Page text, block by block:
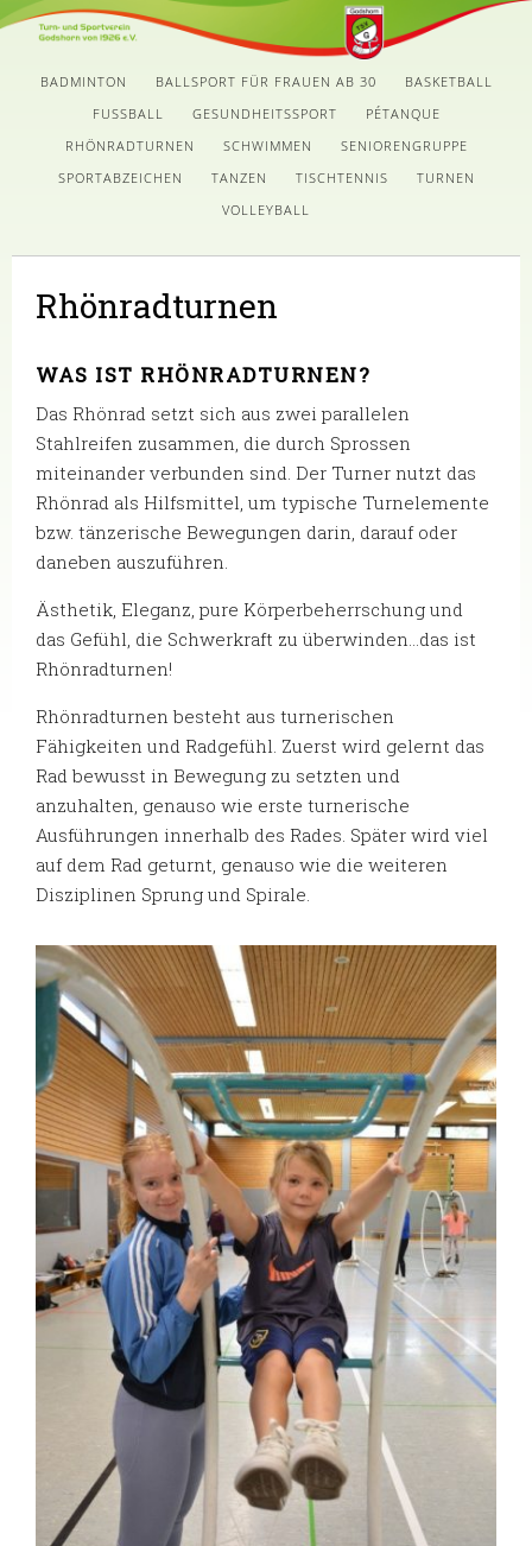
BADMINTON BALLSPORT FÜR FRAUEN AB 30
BASKETBALL
FUSSBALL
GESUNDHEITSSPORT
PÉTANQUE
RHÖNRADTURNEN
SCHWIMMEN
SENIORENGRUPPE
SPORTABZEICHEN
TANZEN TISCHTENNIS
TURNEN
VOLLEYBALL
Rhönradturnen
WAS IST RHÖNRADTURNEN?
Das Rhönrad setzt sich aus zwei parallelen
Stahlreifen zusammen, die durch Sprossen
miteinander verbunden sind. Der Turner nutzt das
Rhönrad als Hilfsmittel, um typische Turnelemente
bzw. tänzerische Bewegungen darin, darauf oder
daneben auszuführen.
Ästhetik, Eleganz, pure Körperbeherrschung und
das Gefühl, die Schwerkraft zu überwinden...das ist
Rhönradturnen!
Rhönradturnen besteht aus turnerischen
Fähigkeiten und Radgefühl. Zuerst wird gelernt das
Rad bewusst in Bewegung zu setzten und
anzuhalten, genauso wie erste turnerische
Ausführungen innerhalb des Rades. Später wird viel
auf dem Rad geturnt, genauso wie die weiteren
Disziplinen Sprung und Spirale.